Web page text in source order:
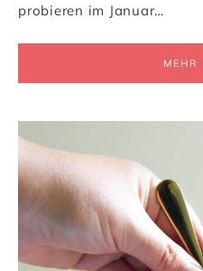
probieren im Januar…
MEHR